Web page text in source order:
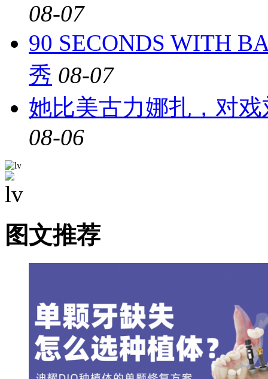
08-07
90 SECONDS WITH
秀 08-07
她比美古力娜扎，对
08-06
图文推荐